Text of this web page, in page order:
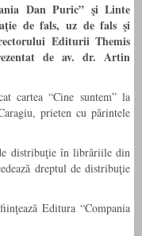
Dan Puric” şi Linte
de fals, uz de fals şi
Editurii Themis
de av. dr. Artin
cartea “Cine suntem” la
prieten cu părintele
distribuţie în librăriile din
dreptul de distribuţie
Editura “Compania